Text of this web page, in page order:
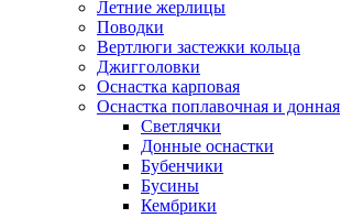
Летние жерлицы
Поводки
Вертлюги застежки кольца
Джигголовки
Оснастка карповая
Оснастка поплавочная и донная
Светлячки
Донные оснастки
Бубенчики
Бусины
Кембрики